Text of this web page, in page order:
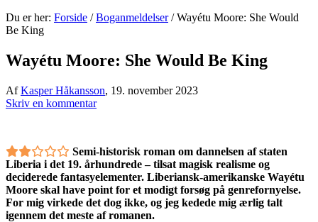
Du er her: Forside / Boganmeldelser /Wayétu Moore: She Would
Be King
Wayétu Moore: She Would Be King
AfKasper Håkansson, 19. november 2023
Skriv en kommentar
Semi-historisk roman om dannelsen af staten
Liberia i det 19. århundrede – tilsat magisk realisme og
deciderede fantasyelementer. Liberiansk-amerikanske Wayétu
Moore skal have point for et modigt forsøg på genrefornyelse.
For mig virkede det dog ikke, og jeg kedede mig ærlig talt
igennem det meste af romanen.